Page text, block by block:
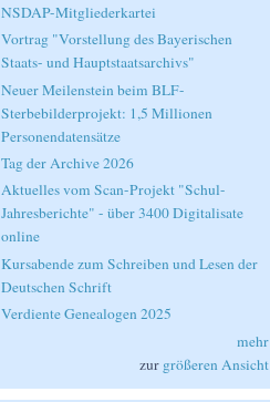
NSDAP-Mitgliederkartei
Vortrag "Vorstellung des Bayerischen
Staats- und Hauptstaatsarchivs"
Neuer Meilenstein beim BLF-
Sterbebilderprojekt: 1,5 Millionen
Personendatensätze
Tag der Archive 2026
Aktuelles vom Scan-Projekt "Schul-
Jahresberichte" - über 3400 Digitalisate
online
Kursabende zum Schreiben und Lesen der
Deutschen Schrift
Verdiente Genealogen 2025
mehr
zur größeren Ansicht